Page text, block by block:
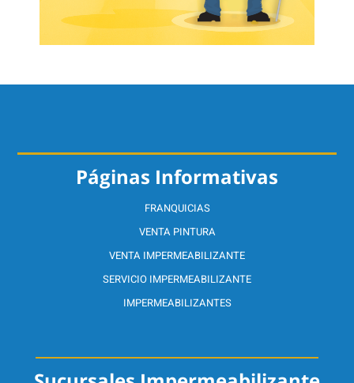
Páginas Informativas
FRANQUICIAS
VENTA PINTURA
VENTA IMPERMEABILIZANTE
SERVICIO IMPERMEABILIZANTE
IMPERMEABILIZANTES